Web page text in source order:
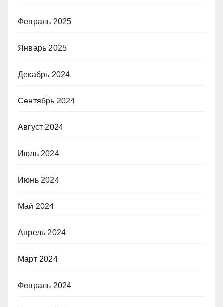
Февраль 2025
Январь 2025
Декабрь 2024
Сентябрь 2024
Август 2024
Июль 2024
Июнь 2024
Май 2024
Апрель 2024
Март 2024
Февраль 2024